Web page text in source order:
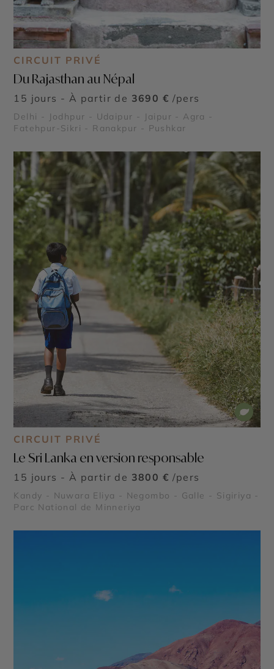
CIRCUIT PRIVÉ
Du Rajasthan au Népal
15 jours - À partir de 3690 € /pers
Delhi - Jodhpur - Udaipur - Jaipur - Agra -
Fatehpur-Sikri - Ranakpur - Pushkar
CIRCUIT PRIVÉ
Le Sri Lanka en version responsable
15 jours - À partir de 3800 € /pers
Kandy - Nuwara Eliya - Negombo - Galle - Sigiriya -
Parc National de Minneriya